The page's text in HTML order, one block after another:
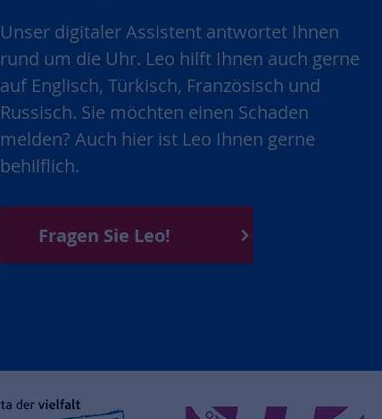
Unser digitaler Assistent antwortet Ihnen
rund um die Uhr. Leo hilft Ihnen auch gerne
auf Englisch, Türkisch, Französisch und
Russisch. Sie möchten einen Schaden
melden? Auch hier ist Leo Ihnen gerne
behilflich.
Fragen Sie Leo!